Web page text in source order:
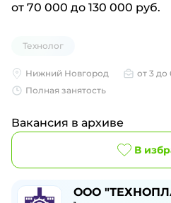
от 70 000 до 130 000 руб.
Технолог
Нижний Новгород от 3 до
Полная занятость
Вакансия в архиве
В
ООО